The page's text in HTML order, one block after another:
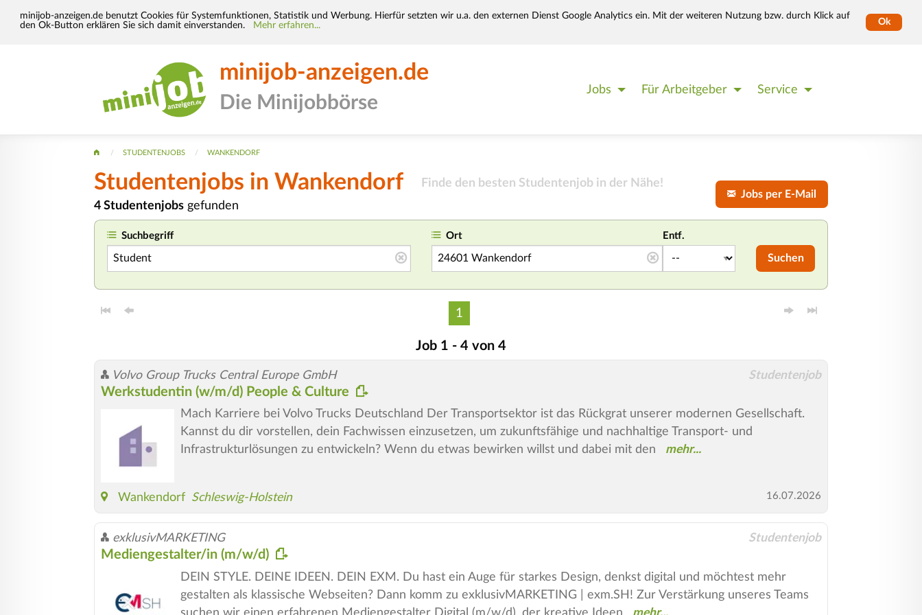
minijob-anzeigen.de benutzt Cookies für Systemfunktionen, Statistik und Werbung. Hierfür setzten wir u.a. den externen Dienst Google Analytics ein. Mit der weiteren Nutzung bzw. durch Klick auf
den Ok-Button erklären Sie sich damit einverstanden.
Mehr erfahren... Ok
minijob-anzeigen.de
Die Minijobbörse
Jobs Für Arbeitgeber Service
STUDENTENJOBS WANKENDORF
Studentenjobs in Wankendorf Finde den besten Studentenjob in der Nähe!
4 Studentenjobs gefunden
Jobs per E-Mail
Suchbegriff Ort Entf.
Suchen
1
Job 1 - 4 von 4
Volvo Group Trucks Central Europe GmbH Studentenjob
Werkstudentin (w/m/d) People & Culture
Mach Karriere bei Volvo Trucks Deutschland Der Transportsektor ist das Rückgrat unserer modernen Gesellschaft.
Kannst du dir vorstellen, dein Fachwissen einzusetzen, um zukunftsfähige und nachhaltige Transport- und
Infrastrukturlösungen zu entwickeln? Wenn du etwas bewirken willst und dabei mit den
Wankendorf Schleswig-Holstein 16.07.2026
exklusivMARKETING Studentenjob
Mediengestalter/in (m/w/d)
DEIN STYLE. DEINE IDEEN. DEIN EXM. Du hast ein Auge für starkes Design, denkst digital und möchtest mehr
gestalten als klassische Webseiten? Dann komm zu exklusivMARKETING | exm.SH! Zur Verstärkung unseres Teams
suchen wir einen erfahrenen Mediengestalter Digital (m/w/d), der kreative Ideen